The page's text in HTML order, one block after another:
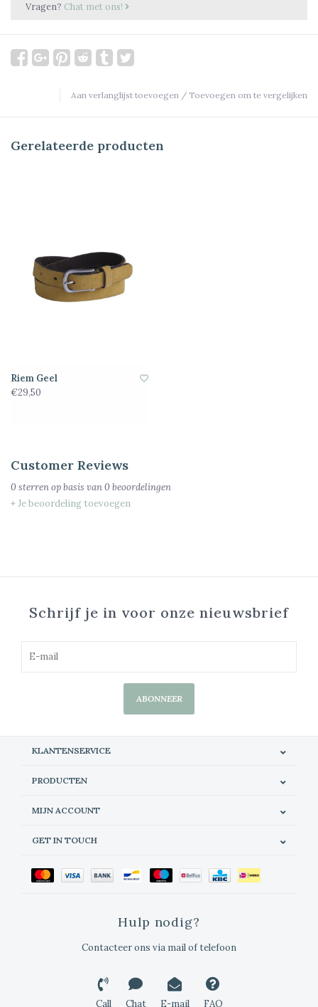
Vragen? Chat met ons!
Aan verlanglijst toevoegen / Toevoegen om te vergelijken
Gerelateerde producten
Riem Geel
€29,50
Customer Reviews
0 sterren op basis van0 beoordelingen
+ Je beoordeling toevoegen
Schrijf je in voor onze nieuwsbrief
ABONNEER
KLANTENSERVICE
PRODUCTEN
MIJN ACCOUNT
GET IN TOUCH
Hulp nodig?
Contacteer ons via mail of telefoon
Call Chat E-mail FAQ